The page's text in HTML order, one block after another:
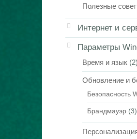
Полезные
Интернет и
Параметры
Время и язык (2)
Обновление и
Безопасность
Брандмауэр (3)